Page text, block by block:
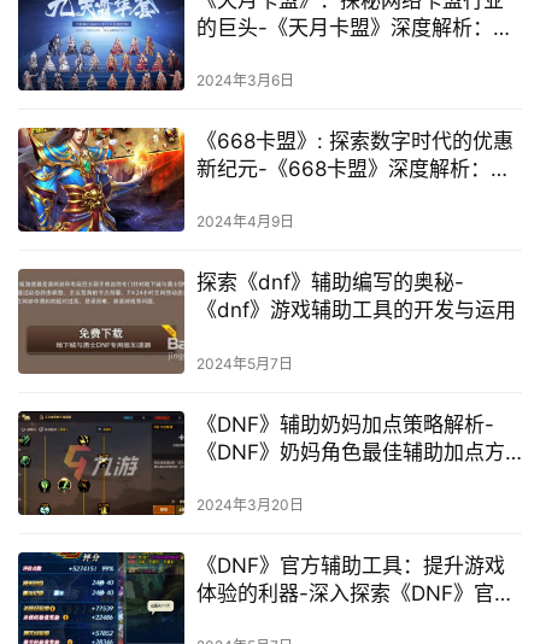
的巨头-《天月卡盟》深度解析：网
2024年3月6日
《668卡盟》: 探索数字时代的优惠
新纪元-《668卡盟》深度解析：如
2024年4月9日
探索《dnf》辅助编写的奥秘-
《dnf》游戏辅助工具的开发与运用
2024年5月7日
《DNF》辅助奶妈加点策略解析-
《DNF》奶妈角色最佳辅助加点方
2024年3月20日
《DNF》官方辅助工具：提升游戏
体验的利器-深入探索《DNF》官方